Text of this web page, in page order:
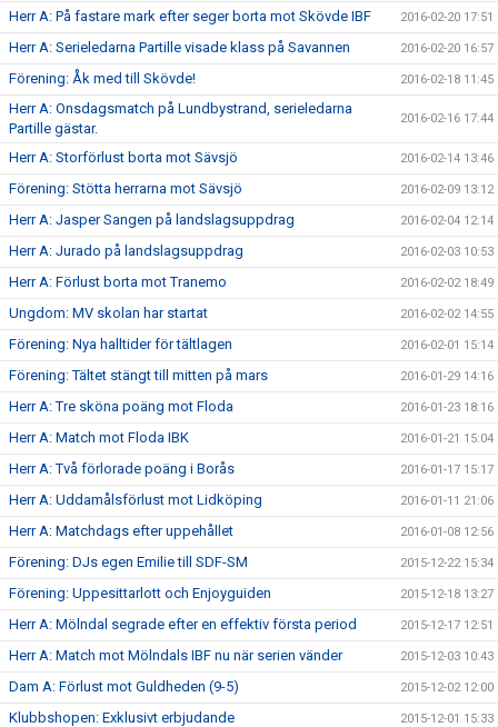
Herr A: På fastare mark efter seger borta mot Skövde IBF 2016-02-20 17:51
Herr A: Serieledarna Partille visade klass på Savannen 2016-02-20 16:57
Förening: Åk med till Skövde! 2016-02-18 11:45
Herr A: Onsdagsmatch på Lundbystrand, serieledarna
Partille gästar.
2016-02-16 17:44
Herr A: Storförlust borta mot Sävsjö 2016-02-14 13:46
Förening: Stötta herrarna mot Sävsjö 2016-02-09 13:12
Herr A: Jasper Sangen på landslagsuppdrag 2016-02-04 12:14
Herr A: Jurado på landslagsuppdrag 2016-02-03 10:53
Herr A: Förlust borta mot Tranemo 2016-02-02 18:49
Ungdom: MV skolan har startat 2016-02-02 14:55
Förening: Nya halltider för tältlagen 2016-02-01 15:14
Förening: Tältet stängt till mitten på mars 2016-01-29 14:16
Herr A: Tre sköna poäng mot Floda 2016-01-23 18:16
Herr A: Match mot Floda IBK 2016-01-21 15:04
Herr A: Två förlorade poäng i Borås 2016-01-17 15:17
Herr A: Uddamålsförlust mot Lidköping 2016-01-11 21:06
Herr A: Matchdags efter uppehållet 2016-01-08 12:56
Förening: DJs egen Emilie till SDF-SM 2015-12-22 15:34
Förening: Uppesittarlott och Enjoyguiden 2015-12-18 13:27
Herr A: Mölndal segrade efter en effektiv första period 2015-12-17 12:51
Herr A: Match mot Mölndals IBF nu när serien vänder 2015-12-03 10:43
Dam A: Förlust mot Guldheden (9-5) 2015-12-02 12:00
Klubbshopen: Exklusivt erbjudande 2015-12-01 15:33